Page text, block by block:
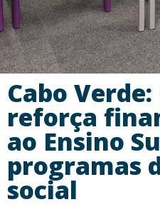
Cabo
reforça
ao Ensino
programas
social